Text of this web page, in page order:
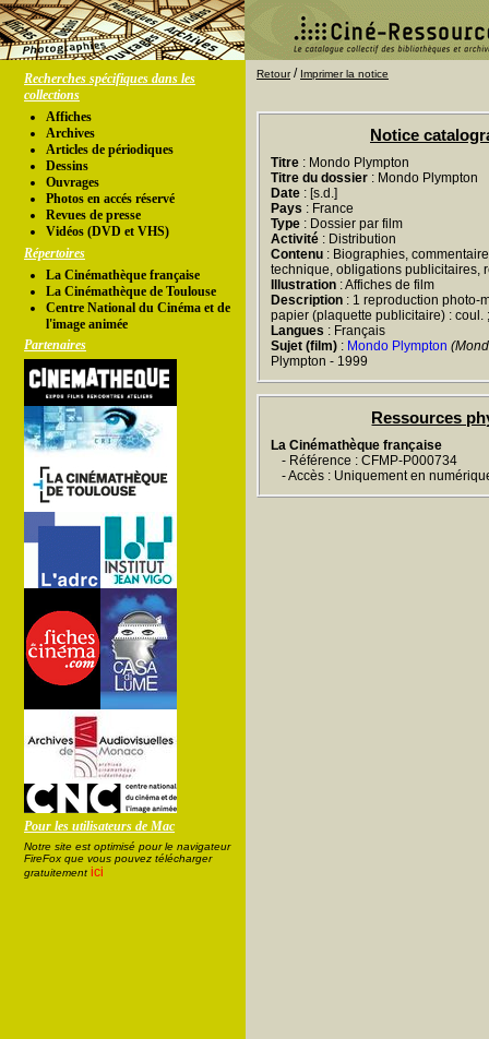
Recherches spécifiques dans les
collections
Affiches
Archives
Articles de périodiques
Dessins
Ouvrages
Photos en accés réservé
Revues de presse
Vidéos (DVD et VHS)
Répertoires
La Cinémathèque française
La Cinémathèque de Toulouse
Centre National du Cinéma et de
l'image animée
Partenaires
Pour les utilisateurs de Mac
Notre site est optimisé pour le navigateur
FireFox que vous pouvez télécharger
gratuitement ici
Retour/ Imprimer la notice
Notice
Titre : Mondo Plympton
Titre du dossier : Mondo Plympton
Date : [s.d.]
Pays : France
Type : Dossier par film
Activité : Distribution
Contenu : Biographies,
technique, obligations publicitaires,
Illustration : Affiches de film
Description : 1 reproduction photo-
papier (plaquette publicitaire) : coul.
Langues : Français
Sujet (film) : Mondo Plympton
Plympton - 1999
Ressources
La Cinémathèque française
- Référence : CFMP-P000734
- Accès : Uniquement en